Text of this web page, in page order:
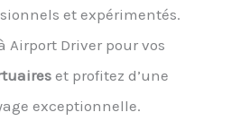
et expérimentés.
Airport Driver pour vos
et profitez d’une
exceptionnelle.